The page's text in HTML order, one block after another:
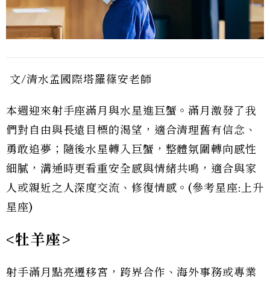
文/清水孟國際塔羅篠安老師
本週迎來射手座滿月與水星進巨蟹。滿月激發了我
們對自由與長遠目標的渴望，適合清理舊有信念、
勇敢追夢；隨後水星轉入巨蟹，整體氛圍轉向感性
細膩，溝通時更看重安全感與情緒共鳴，適合與家
人或親近之人深度交流、修復情感。(參考星座:上升
星座)
<牡羊座>
射手滿月點亮遷移宮，跨界合作、海外事務或專業